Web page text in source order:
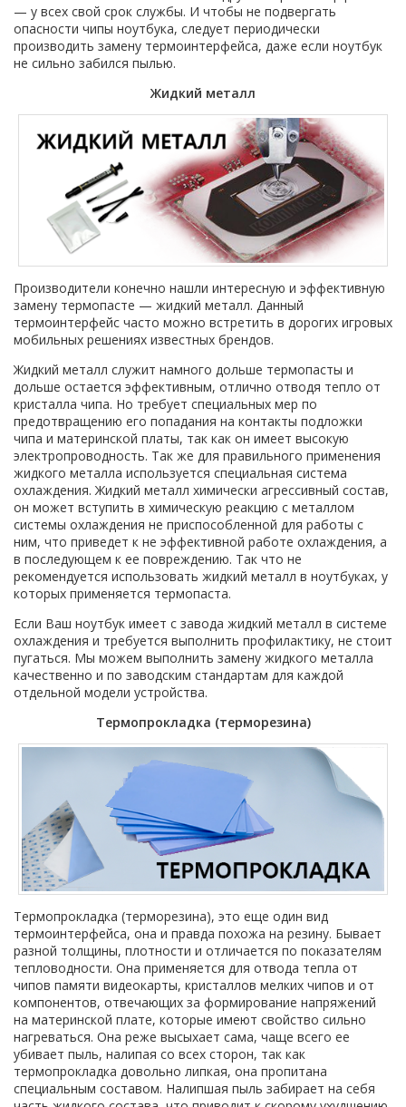
— у всех свой срок службы. И чтобы не подвергать
опасности чипы ноутбука, следует периодически
производить замену термоинтерфейса, даже если ноутбук
не сильно забился пылью.
Жидкий металл
Производители конечно нашли интересную и эффективную
замену термопасте — жидкий металл. Данный
термоинтерфейс часто можно встретить в дорогих игровых
мобильных решениях известных брендов.
Жидкий металл служит намного дольше термопасты и
дольше остается эффективным, отлично отводя тепло от
кристалла чипа. Но требует специальных мер по
предотвращению его попадания на контакты подложки
чипа и материнской платы, так как он имеет высокую
электропроводность. Так же для правильного применения
жидкого металла используется специальная система
охлаждения. Жидкий металл химически агрессивный состав,
он может вступить в химическую реакцию с металлом
системы охлаждения не приспособленной для работы с
ним, что приведет к не эффективной работе охлаждения, а
в последующем к ее повреждению. Так что не
рекомендуется использовать жидкий металл в ноутбуках, у
которых применяется термопаста.
Если Ваш ноутбук имеет с завода жидкий металл в системе
охлаждения и требуется выполнить профилактику, не стоит
пугаться. Мы можем выполнить замену жидкого металла
качественно и по заводским стандартам для каждой
отдельной модели устройства.
Термопрокладка (терморезина)
Термопрокладка (терморезина), это еще один вид
термоинтерфейса, она и правда похожа на резину. Бывает
разной толщины, плотности и отличается по показателям
тепловодности. Она применяется для отвода тепла от
чипов памяти видеокарты, кристаллов мелких чипов и от
компонентов, отвечающих за формирование напряжений
на материнской плате, которые имеют свойство сильно
нагреваться. Она реже высыхает сама, чаще всего ее
убивает пыль, налипая со всех сторон, так как
термопрокладка довольно липкая, она пропитана
специальным составом. Налипшая пыль забирает на себя